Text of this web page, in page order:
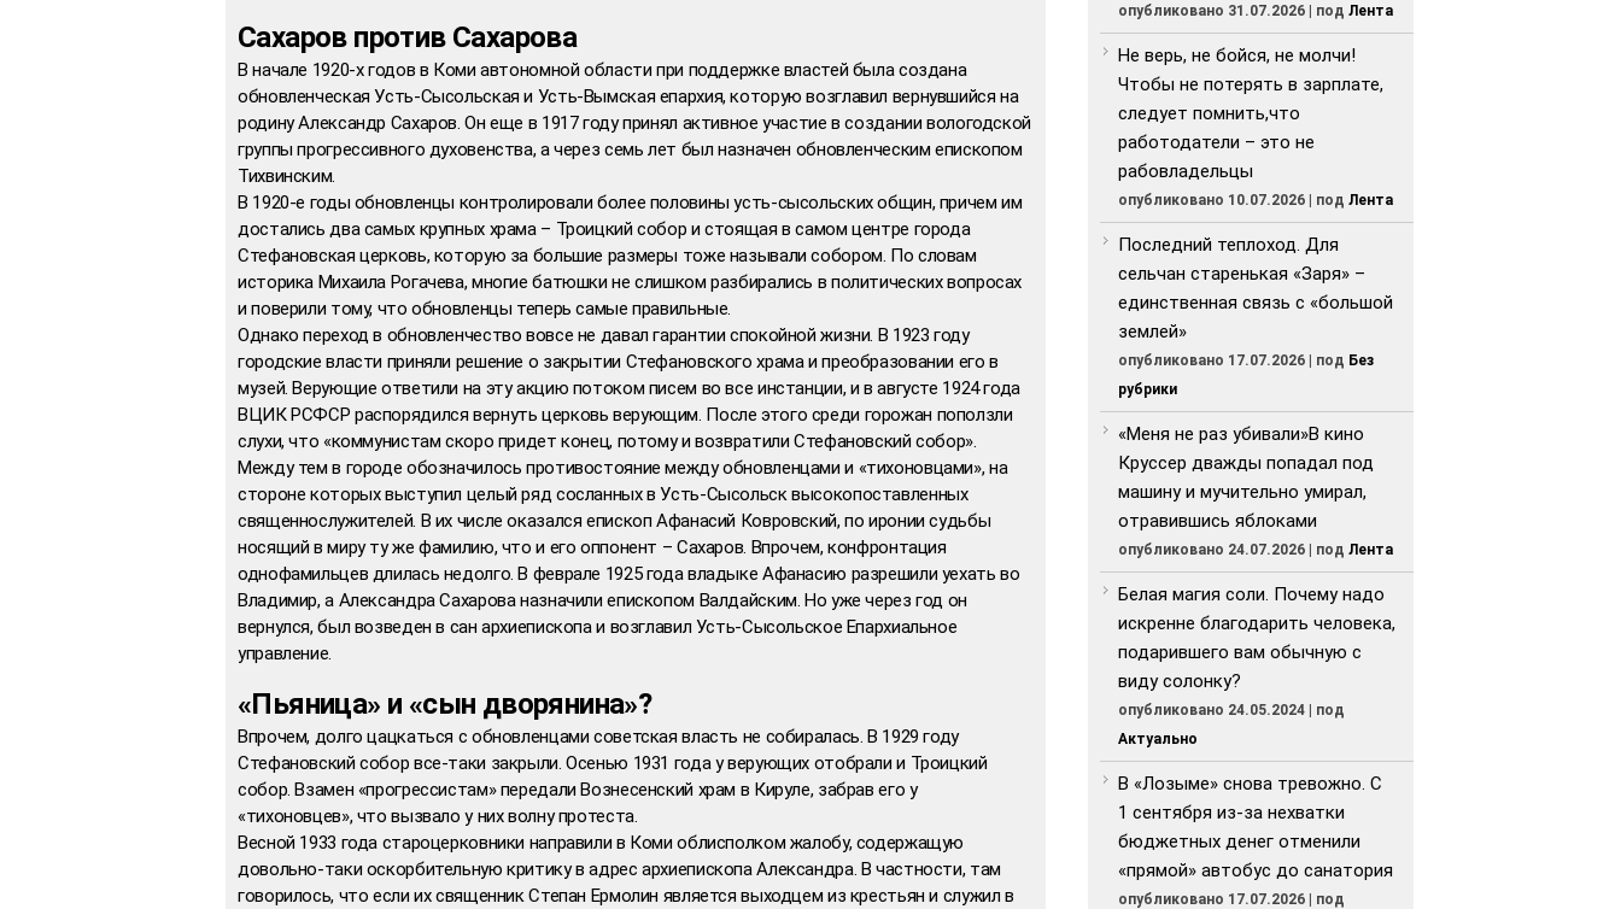
Сахаров против Сахарова
В начале 1920-х годов в Коми автономной области при поддержке властей была создана
обновленческая Усть-Сысольская и Усть-Вымская епархия, которую возглавил вернувшийся на
родину Александр Сахаров. Он еще в 1917 году принял активное участие в создании вологодской
группы прогрессивного духовенства, а через семь лет был назначен обновленческим епископом
Тихвинским.
В 1920-е годы обновленцы контролировали более половины усть-сысольских общин, причем им
достались два самых крупных храма – Троицкий собор и стоящая в самом центре города
Стефановская церковь, которую за большие размеры тоже называли собором. По словам
историка Михаила Рогачева, многие батюшки не слишком разбирались в политических вопросах
и поверили тому, что обновленцы теперь самые правильные.
Однако переход в обновленчество вовсе не давал гарантии спокойной жизни. В 1923 году
городские власти приняли решение о закрытии Стефановского храма и преобразовании его в
музей. Верующие ответили на эту акцию потоком писем во все инстанции, и в августе 1924 года
ВЦИК РСФСР распорядился вернуть церковь верующим. После этого среди горожан поползли
слухи, что «коммунистам скоро придет конец, потому и возвратили Стефановский собор».
Между тем в городе обозначилось противостояние между обновленцами и «тихоновцами», на
стороне которых выступил целый ряд сосланных в Усть-Сысольск высокопоставленных
священнослужителей. В их числе оказался епископ Афанасий Ковровский, по иронии судьбы
носящий в миру ту же фамилию, что и его оппонент – Сахаров. Впрочем, конфронтация
однофамильцев длилась недолго. В феврале 1925 года владыке Афанасию разрешили уехать во
Владимир, а Александра Сахарова назначили епископом Валдайским. Но уже через год он
вернулся, был возведен в сан архиепископа и возглавил Усть-Сысольское Епархиальное
управление.
«Пьяница» и «сын дворянина»?
Впрочем, долго цацкаться с обновленцами советская власть не собиралась. В 1929 году
Стефановский собор все-таки закрыли. Осенью 1931 года у верующих отобрали и Троицкий
собор. Взамен «прогрессистам» передали Вознесенский храм в Кируле, забрав его у
«тихоновцев», что вызвало у них волну протеста.
Весной 1933 года староцерковники направили в Коми облисполком жалобу, содержащую
довольно-таки оскорбительную критику в адрес архиепископа Александра. В частности, там
говорилось, что если их священник Степан Ермолин является выходцем из крестьян и служил в
опубликовано 31.07.2026 | под Лента
Не верь, не бойся, не молчи!
Чтобы не потерять в зарплате,
следует помнить,что
работодатели – это не
рабовладельцы
опубликовано 10.07.2026 | под Лента
Последний теплоход. Для
сельчан старенькая «Заря» –
единственная связь с «большой
землей»
опубликовано 17.07.2026 | под Без
рубрики
«Меня не раз убивали»В кино
Круссер дважды попадал под
машину и мучительно умирал,
отравившись яблоками
опубликовано 24.07.2026 | под Лента
Белая магия соли. Почему надо
искренне благодарить человека,
подарившего вам обычную с
виду солонку?
опубликовано 24.05.2024 | под
Актуально
В «Лозыме» снова тревожно. С
1 сентября из-за нехватки
бюджетных денег отменили
«прямой» автобус до санатория
опубликовано 17.07.2026 | под